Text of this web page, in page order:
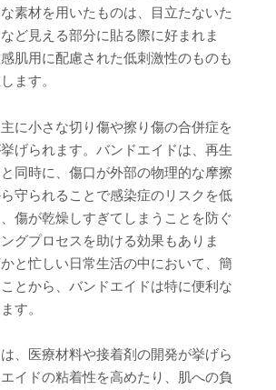
素材を用いたものは、目立たないた
ど見える部分に貼る際に好まれま
肌用に配慮された低刺激性のものも
ます。
に小さな切り傷や擦り傷の合併症を
げられます。バンドエイドは、再生
同時に、傷口が外部の物理的な摩擦
守られることで感染症のリスクを低
傷が乾燥しすぎてしまうことを防ぐ
グプロセスを助ける効果もありま
と忙しい日常生活の中において、簡
とから、バンドエイドは特に便利な
す。
、医療材料や接着剤の開発が挙げら
イドの粘着性を高めたり、肌への負